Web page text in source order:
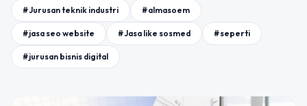
#Jurusan teknik industri #almasoem
#jasa seo website #Jasa like sosmed #seperti
#jurusan bisnis digital